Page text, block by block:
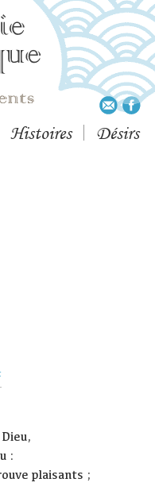
Histoires Désirs
:
plaisants ;